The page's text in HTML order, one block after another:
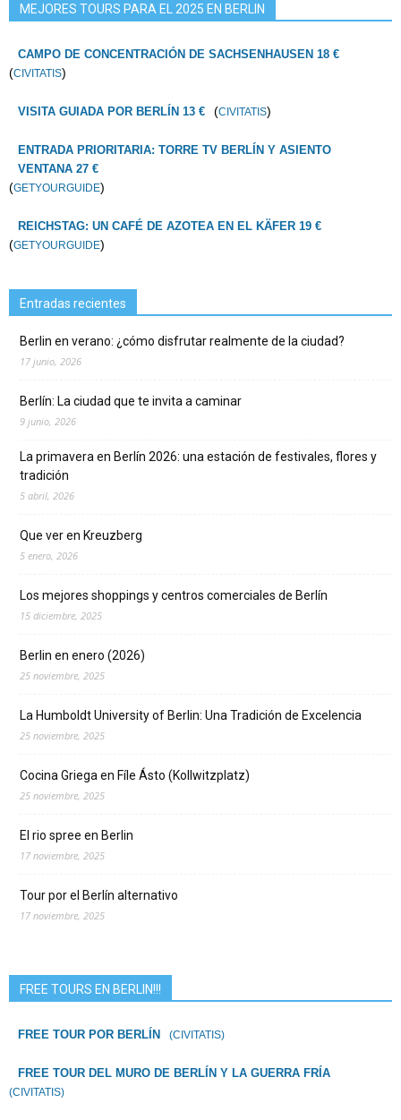
MEJORES TOURS PARA EL 2025 EN BERLIN
CAMPO DE CONCENTRACIÓN DE SACHSENHAUSEN 18 €
(CIVITATIS)
VISITA GUIADA POR BERLÍN 13 € (CIVITATIS)
ENTRADA PRIORITARIA: TORRE TV BERLÍN Y ASIENTO
VENTANA 27 €
(GETYOURGUIDE)
REICHSTAG: UN CAFÉ DE AZOTEA EN EL KÄFER 19 €
(GETYOURGUIDE)
Entradas recientes
Berlin en verano: ¿cómo disfrutar realmente de la ciudad?
17 junio, 2026
Berlín: La ciudad que te invita a caminar
9 junio, 2026
La primavera en Berlín 2026: una estación de festivales, flores y
tradición
5 abril, 2026
Que ver en Kreuzberg
5 enero, 2026
Los mejores shoppings y centros comerciales de Berlín
15 diciembre, 2025
Berlin en enero (2026)
25 noviembre, 2025
La Humboldt University of Berlin: Una Tradición de Excelencia
25 noviembre, 2025
Cocina Griega en Fíle Ásto (Kollwitzplatz)
25 noviembre, 2025
El rio spree en Berlin
17 noviembre, 2025
Tour por el Berlín alternativo
17 noviembre, 2025
FREE TOURS EN BERLIN!!!
FREE TOUR POR BERLÍN (CIVITATIS)
FREE TOUR DEL MURO DE BERLÍN Y LA GUERRA FRÍA
(CIVITATIS)